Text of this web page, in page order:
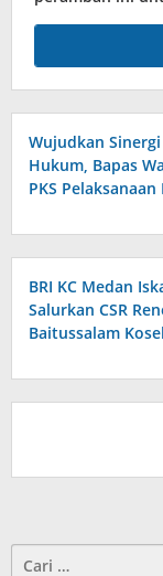
Wujudkan
Hukum, Bapas
PKS
Sumba Timur
BRI KC Medan
Salurkan CSR
Baitussalam